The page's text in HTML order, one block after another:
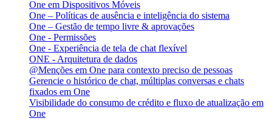
One em Dispositivos Móveis
One – Políticas de ausência e inteligência do sistema
One – Gestão de tempo livre & aprovações
One - Permissões
One - Experiência de tela de chat flexível
ONE - Arquitetura de dados
@Menções em One para contexto preciso de pessoas
Gerencie o histórico de chat, múltiplas conversas e chats
fixados em One
Visibilidade do consumo de crédito e fluxo de atualização em
One